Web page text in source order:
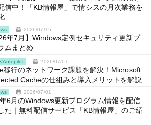
信中！「KB情報屋」で情シスの月次業務を
2026/07/15
年7月】Windows定例セキュリティ更新プ
ムまとめ
Autopilot 2026/07/01
移行のネットワーク課題を解決！Microsoft
Cacheの仕組みと導入メリットを解説
2026/07/01
6月のWindows更新プログラム情報を配信
た｜無料配信サービス「KB情報屋」のご紹